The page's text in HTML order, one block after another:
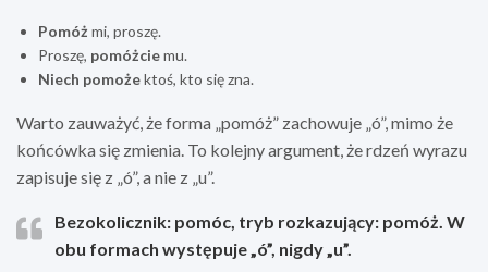
Pomóż mi, proszę.
Proszę, pomóżciemu.
Niech pomożektoś, kto się zna.
Warto zauważyć, że forma „pomóż” zachowuje „ó”, mimo że
końcówka się zmienia. To kolejny argument, że rdzeń wyrazu
zapisuje się z „ó”, a nie z „u”.
Bezokolicznik: pomóc, tryb rozkazujący: pomóż. W
obu formach występuje „ó”, nigdy „u”.